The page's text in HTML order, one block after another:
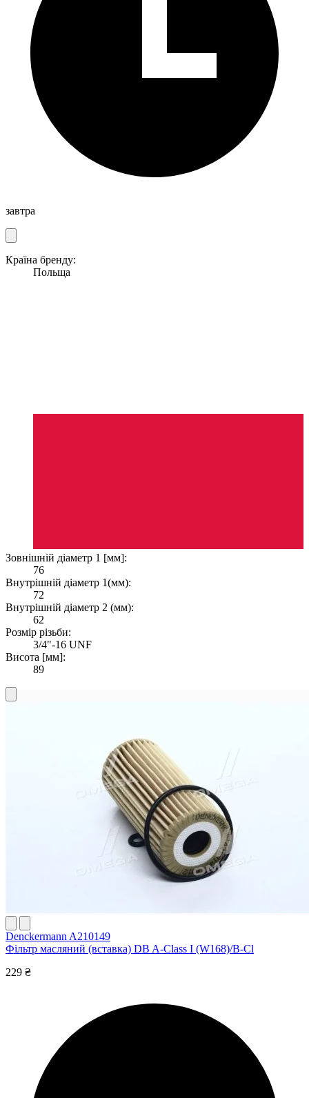
завтра
Країна бренду:
Польща
Зовнішній діаметр 1 [мм]:
76
Внутрішній діаметр 1(мм):
72
Внутрішній діаметр 2 (мм):
62
Розмір різьби:
3/4"-16 UNF
Висота [мм]:
89
Denckermann A210149
Фільтр масляний (вставка) DB A-Class I (W168)/B-Cl
229 ₴